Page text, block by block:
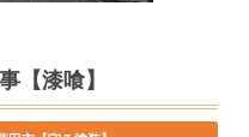
【漆喰】